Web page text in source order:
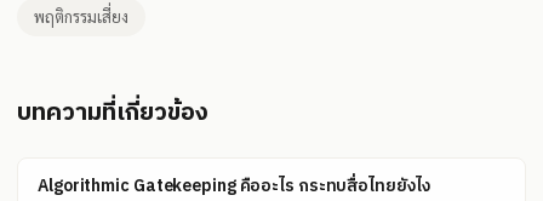
พฤติกรรมเสี่ยง
บทความที่เกี่ยวข้อง
Algorithmic Gatekeeping คืออะไร กระทบสื่อไทยยังไง